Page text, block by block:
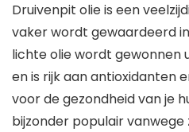
Druivenpit olie is een
vaker wordt gewaardeerd
lichte olie wordt gewonnen
en is rijk aan antioxidanten
voor de gezondheid van je
bijzonder populair